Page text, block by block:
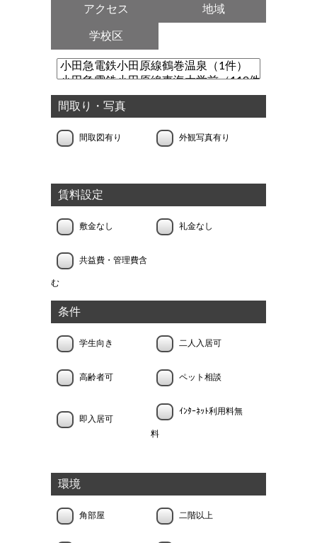
アクセス 地域
学校区
間取り・写真
間取図有り 外観写真有り
賃料設定
敷金なし 礼金なし
共益費・管理費含
む
条件
学生向き 二人入居可
高齢者可 ペット相談
即入居可
ｲﾝﾀｰﾈｯﾄ利用料無
料
環境
角部屋 二階以上